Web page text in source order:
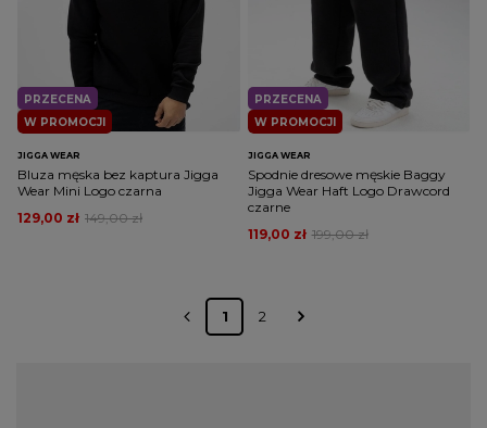
W PROMOCJI
PRZECENA
JIGGA WEAR
Bluza męska bez kaptura Jigga
Wear Mini Logo czarna
149,00 zł
129,00 zł
W PROMOCJI
PRZECENA
JIGGA WEAR
Spodnie dresowe męskie Baggy
Jigga Wear Haft Logo Drawcord
czarne
199,00 zł
119,00 zł
1 2